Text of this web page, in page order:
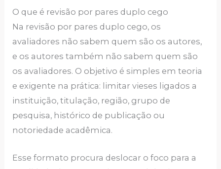
O que é revisão por pares duplo cego
Na revisão por pares duplo cego, os
avaliadores não sabem quem são os autores,
e os autores também não sabem quem são
os avaliadores. O objetivo é simples em teoria
e exigente na prática: limitar vieses ligados a
instituição, titulação, região, grupo de
pesquisa, histórico de publicação ou
notoriedade acadêmica.
Esse formato procura deslocar o foco para a